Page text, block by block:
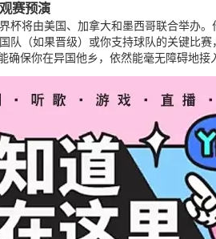
赛预演
杯将由美国、加拿大和墨西哥联合举办
队（如果晋级）或你支持球队的关键比
确保你在异国他乡，依然能毫无障碍地